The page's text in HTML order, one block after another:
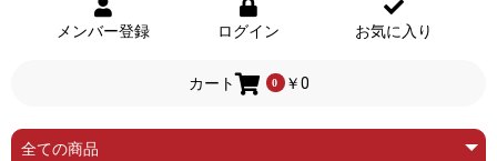
メンバー登録 ログイン お気に入り
カート 0 ￥0